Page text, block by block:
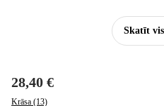
Skatīt
28,40 €
Krāsa (13)